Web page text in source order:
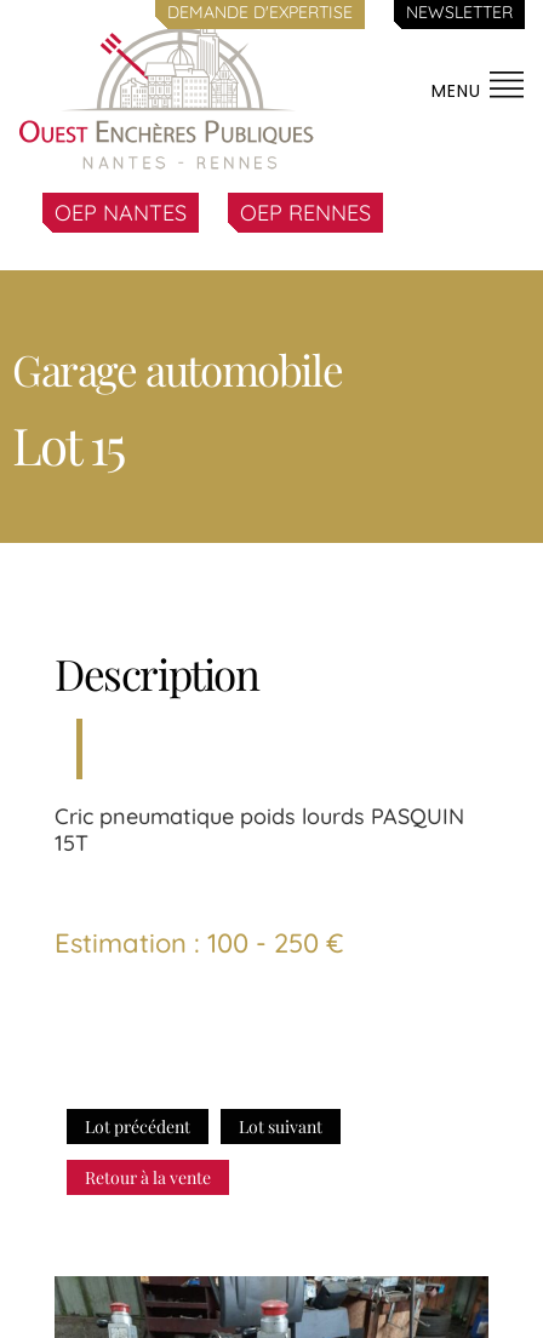
DEMANDE D'EXPERTISE NEWSLETTER
MENU
OEP NANTES OEP RENNES
Garage automobile
Lot 15
Description
Cric pneumatique poids lourds PASQUIN
15T
Estimation : 100 - 250 €
Lot précédent Lot suivant
Retour à la vente